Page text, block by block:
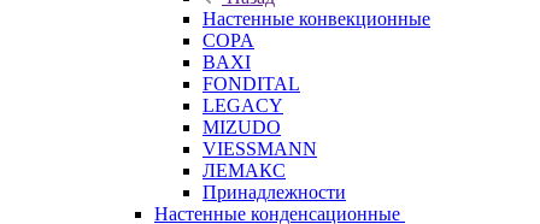
Настенные конвекционные
COPA
BAXI
FONDITAL
LEGACY
MIZUDO
VIESSMANN
ЛЕМАКС
Принадлежности
Настенные конденсационные